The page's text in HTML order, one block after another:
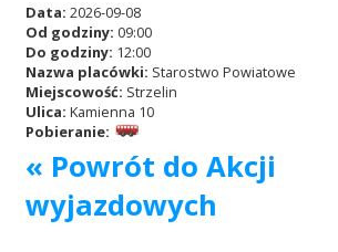
RCKiK
Akcje wyjazdowe
Data: 2026-09-08
Od godziny: 09:00
Do godziny: 12:00
Nazwa placówki: Starostwo Powiatowe
Miejscowość: Strzelin
Ulica: Kamienna 10
Pobieranie:
« Powrót do Akcji
wyjazdowych